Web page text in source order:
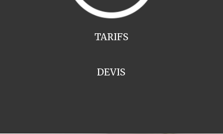
TARIFS
DEVIS